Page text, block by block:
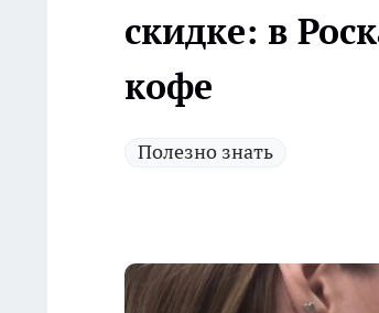
скидке: в
кофе
Полезно знать